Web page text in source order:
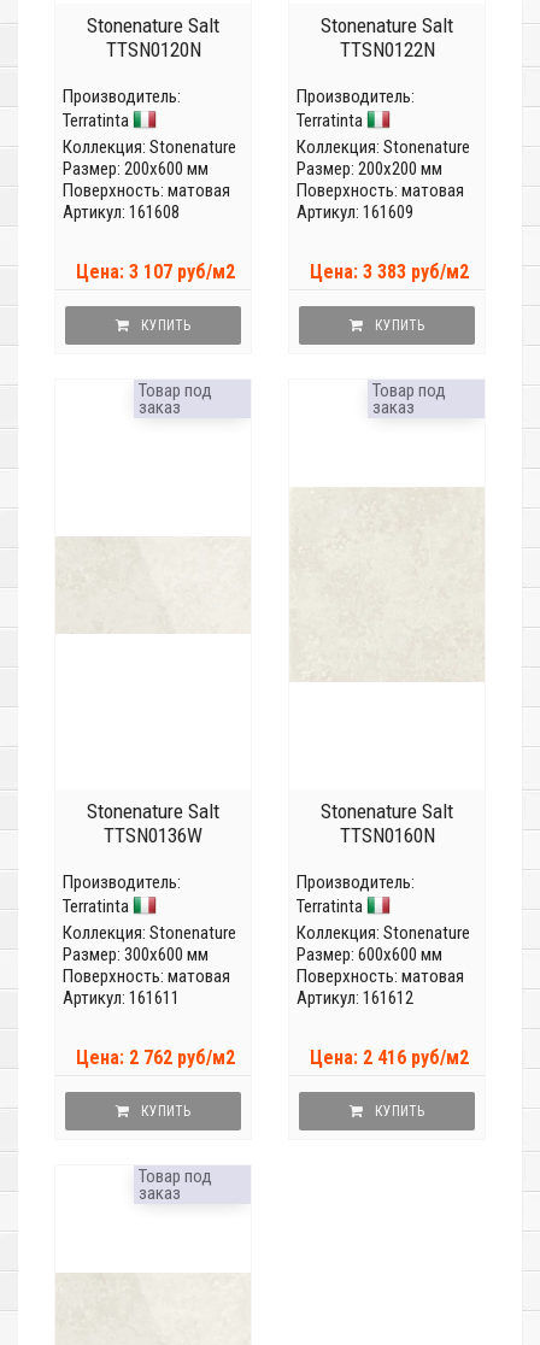
Stonenature Salt
TTSN0120N
Производитель:
Terratinta
Коллекция: Stonenature
Размер: 200x600 мм
Поверхность: матовая
Артикул: 161608
Цена: 3 107 руб/м2
КУПИТЬ
Stonenature Salt
TTSN0122N
Производитель:
Terratinta
Коллекция: Stonenature
Размер: 200x200 мм
Поверхность: матовая
Артикул: 161609
Цена: 3 383 руб/м2
КУПИТЬ
Товар под
заказ
Stonenature Salt
TTSN0136W
Производитель:
Terratinta
Коллекция: Stonenature
Размер: 300x600 мм
Поверхность: матовая
Артикул: 161611
Цена: 2 762 руб/м2
КУПИТЬ
Товар под
заказ
Stonenature Salt
TTSN0160N
Производитель:
Terratinta
Коллекция: Stonenature
Размер: 600x600 мм
Поверхность: матовая
Артикул: 161612
Цена: 2 416 руб/м2
КУПИТЬ
Товар под
заказ